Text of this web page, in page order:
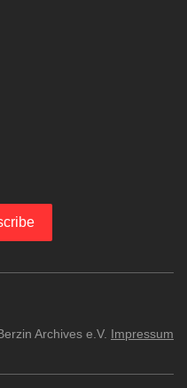
Archives e.V. Impressum